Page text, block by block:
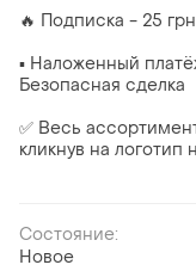
🔥 Подписка - 25
▪︎ Наложенный
Безопасная сделка
✅ Весь
кликнув на логотип
Состояние:
Новое